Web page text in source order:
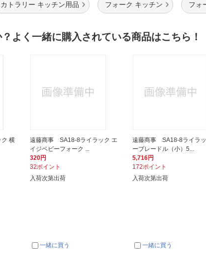
カトラリー キッチン用品 フォーク キッチン フォ
よく一緒に購入されている商品はこちら！
横
遠藤商事 SA18-8ライラック エ
イジベビーフォーク ...
320円
32ポイント
入荷次第出荷
一緒に買う
遠藤商事 SA18-8ライラ
ープレードル（小）5...
5,716円
172ポイント
入荷次第出荷
一緒に買う